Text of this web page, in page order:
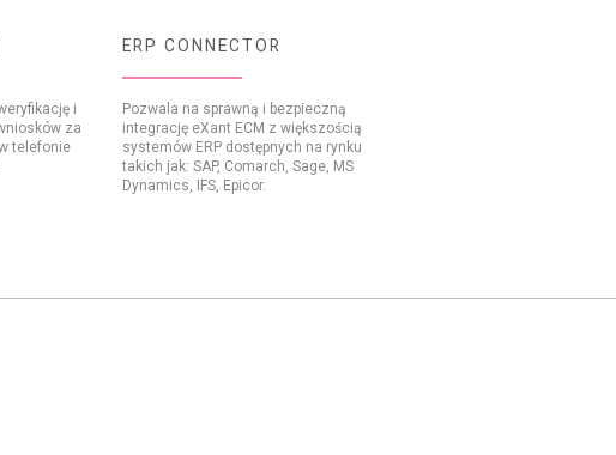
i
za
telefonie
ERP CONNECTOR
Pozwala na sprawną i bezpieczną
integrację eXant ECM z większością
systemów ERP dostępnych na rynku
takich jak: SAP, Comarch, Sage, MS
Dynamics, IFS, Epicor.